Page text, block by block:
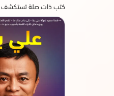
كتب ذات صلة تستكشف